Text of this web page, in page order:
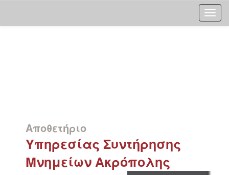
Αποθετήριο
Υπηρεσίας Συντήρησης
Μνημείων Ακρόπολης